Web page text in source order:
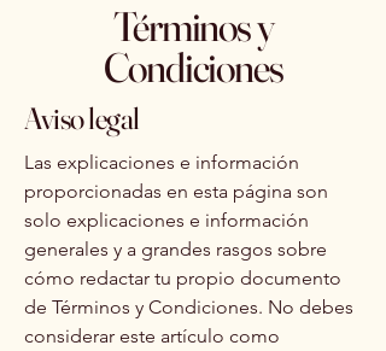
Términos y
Condiciones
Aviso legal
Las explicaciones e información
proporcionadas en esta página son
solo explicaciones e información
generales y a grandes rasgos sobre
cómo redactar tu propio documento
de Términos y Condiciones. No debes
considerar este artículo como